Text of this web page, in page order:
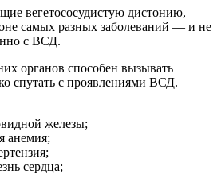
вегетососудистую дистонию,
самых разных заболеваний — и не
с ВСД.
органов способен вызывать
спутать с проявлениями ВСД.
железы;
анемия;
сердца;